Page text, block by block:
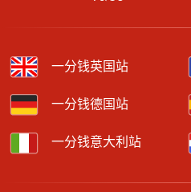
一分钱英国站
一分钱德国站
一分钱意大利站